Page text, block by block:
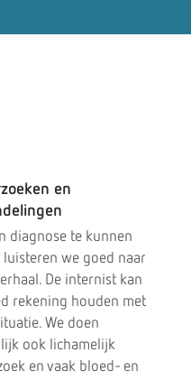
en
diagnose te kunnen
luisteren we goed naar
De internist kan
rekening houden met
We doen
ook lichamelijk
en vaak bloed- en